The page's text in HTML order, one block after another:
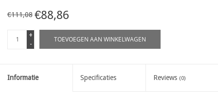
€111,08 €88,86
+
-
TOEVOEGEN AAN WINKELWAGEN
Informatie Specificaties Reviews (0)